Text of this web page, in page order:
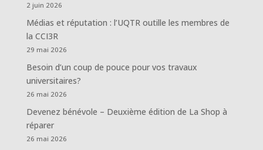
2 juin 2026
Médias et réputation : l’UQTR outille les membres de
la CCI3R
29 mai 2026
Besoin d’un coup de pouce pour vos travaux
universitaires?
26 mai 2026
Devenez bénévole – Deuxième édition de La Shop à
réparer
26 mai 2026